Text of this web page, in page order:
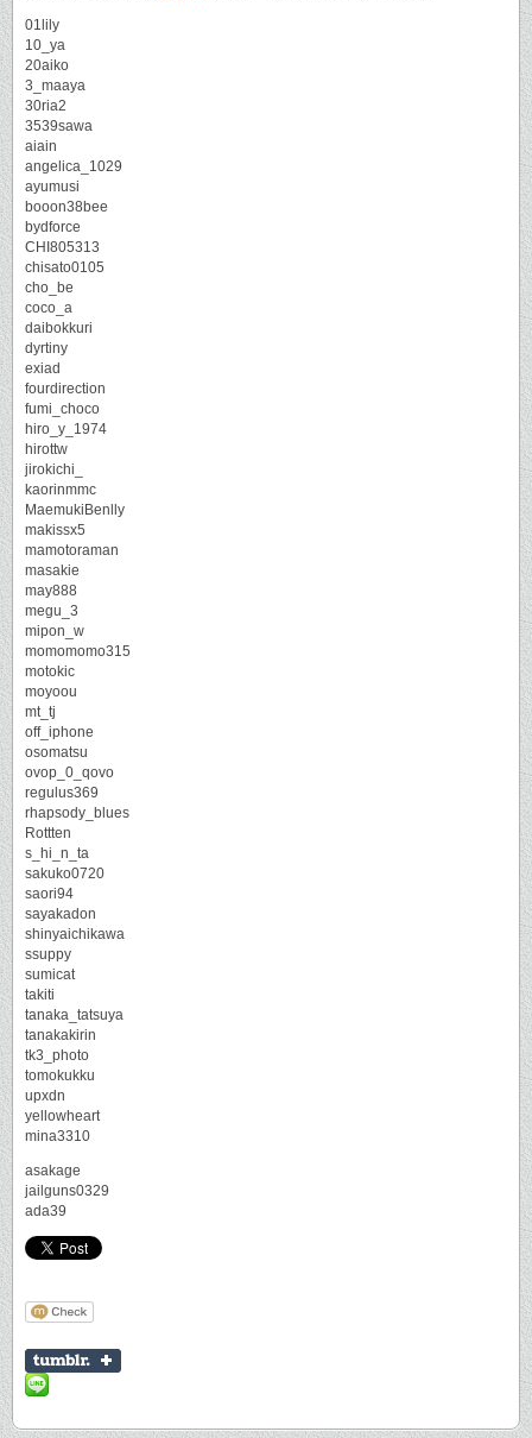
01lily
10_ya
20aiko
3_maaya
30ria2
3539sawa
aiain
angelica_1029
ayumusi
booon38bee
bydforce
CHI805313
chisato0105
cho_be
coco_a
daibokkuri
dyrtiny
exiad
fourdirection
fumi_choco
hiro_y_1974
hirottw
jirokichi_
kaorinmmc
MaemukiBenlly
makissx5
mamotoraman
masakie
may888
megu_3
mipon_w
momomomo315
motokic
moyoou
mt_tj
off_iphone
osomatsu
ovop_0_qovo
regulus369
rhapsody_blues
Rottten
s_hi_n_ta
sakuko0720
saori94
sayakadon
shinyaichikawa
ssuppy
sumicat
takiti
tanaka_tatsuya
tanakakirin
tk3_photo
tomokukku
upxdn
yellowheart
mina3310
asakage
jailguns0329
ada39